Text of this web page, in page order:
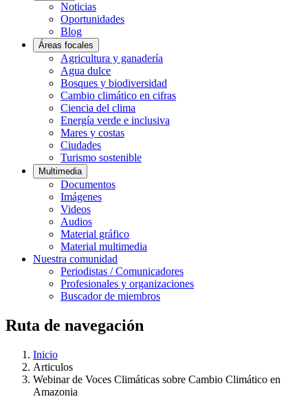
Noticias
Oportunidades
Blog
Áreas focales
Agricultura y ganadería
Agua dulce
Bosques y biodiversidad
Cambio climático en cifras
Ciencia del clima
Energía verde e inclusiva
Mares y costas
Ciudades
Turismo sostenible
Multimedia
Documentos
Imágenes
Videos
Audios
Material gráfico
Material multimedia
Nuestra comunidad
Periodistas / Comunicadores
Profesionales y organizaciones
Buscador de miembros
Ruta de navegación
Inicio
Articulos
Webinar de Voces Climáticas sobre Cambio Climático en
Amazonia